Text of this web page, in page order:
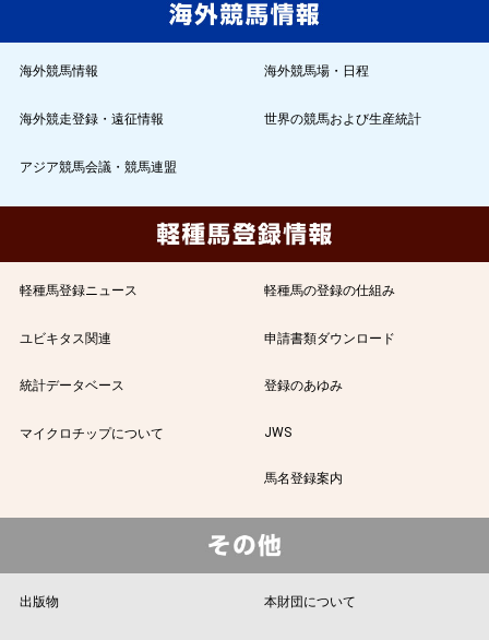
海外競馬情報 海外競馬場・日程
海外競走登録・遠征情報 世界の競馬および生産統計
アジア競馬会議・競馬連盟
軽種馬登録ニュース 軽種馬の登録の仕組み
ユビキタス関連 申請書類ダウンロード
統計データベース 登録のあゆみ
マイクロチップについて JWS
馬名登録案内
出版物 本財団について